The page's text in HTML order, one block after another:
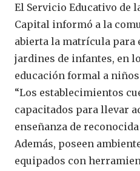
El Servicio Educativo de
Capital informó a la
abierta la matrícula para
jardines de infantes, en
educación formal a niños
“Los establecimientos
capacitados para llevar
enseñanza de
Además, poseen
equipados con